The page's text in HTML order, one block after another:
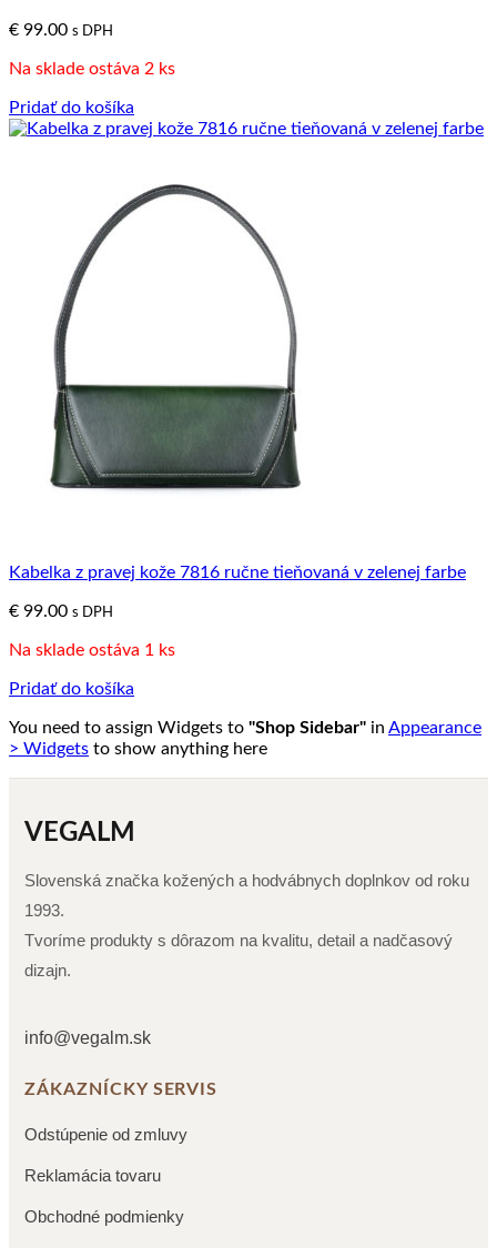
€ 99.00 s DPH
Na sklade ostáva 2 ks
Pridať do košíka
Kabelka z pravej kože 7816 ručne tieňovaná v zelenej farbe
€ 99.00 s DPH
Na sklade ostáva 1 ks
Pridať do košíka
You need to assign Widgets to "Shop Sidebar" in Appearance
> Widgets to show anything here
VEGALM
Slovenská značka kožených a hodvábnych doplnkov od roku
1993.
Tvoríme produkty s dôrazom na kvalitu, detail a nadčasový
dizajn.
info@vegalm.sk
ZÁKAZNÍCKY SERVIS
Odstúpenie od zmluvy
Reklamácia tovaru
Obchodné podmienky